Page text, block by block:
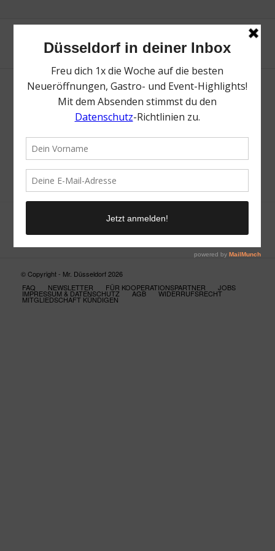
Neue Suche
Suchergebnis nicht zufriedenstellend? Versuche es mal mit
einem Wortteil oder einer anderen Schreibweise.
© Copyright - Mr. Düsseldorf 2026
FAQ
NEWSLETTER FÜR KOOPERATIONSPARTNER JOBS
IMPRESSUM & DATENSCHUTZ AGB WIDERRUFSRECHT
MITGLIEDSCHAFT KÜNDIGEN